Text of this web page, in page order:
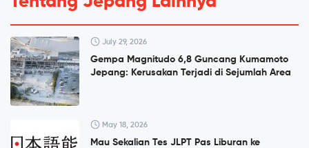
July 29, 2026
Gempa Magnitudo 6,8 Guncang Kumamoto
Jepang: Kerusakan Terjadi di Sejumlah Area
May 18, 2026
Mau Sekalian Tes JLPT Pas Liburan ke